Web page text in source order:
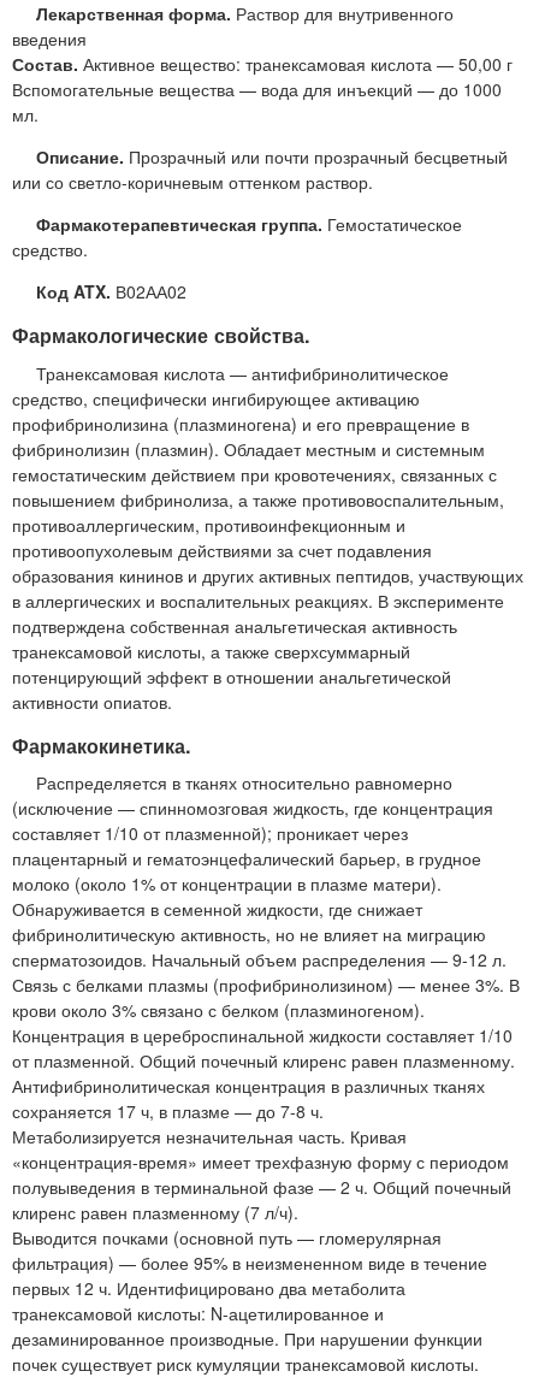
Лекарственная форма. Раствор для внутривенного
введения
Состав. Активное вещество: транексамовая кислота — 50,00 г
Вспомогательные вещества — вода для инъекций — до 1000
мл.
Описание. Прозрачный или почти прозрачный бесцветный
или со светло-коричневым оттенком раствор.
Фармакотерапевтическая группа. Гемостатическое
средство.
Код ATX. В02АА02
Фармакологические свойства.
Транексамовая кислота — антифибринолитическое
средство, специфически ингибирующее активацию
профибринолизина (плазминогена) и его превращение в
фибринолизин (плазмин). Обладает местным и системным
гемостатическим действием при кровотечениях, связанных с
повышением фибринолиза, а также противовоспалительным,
противоаллергическим, противоинфекционным и
противоопухолевым действиями за счет подавления
образования кининов и других активных пептидов, участвующих
в аллергических и воспалительных реакциях. В эксперименте
подтверждена собственная анальгетическая активность
транексамовой кислоты, а также сверхсуммарный
потенцирующий эффект в отношении анальгетической
активности опиатов.
Фармакокинетика.
Распределяется в тканях относительно равномерно
(исключение — спинномозговая жидкость, где концентрация
составляет 1/10 от плазменной); проникает через
плацентарный и гематоэнцефалический барьер, в грудное
молоко (около 1% от концентрации в плазме матери).
Обнаруживается в семенной жидкости, где снижает
фибринолитическую активность, но не влияет на миграцию
сперматозоидов. Начальный объем распределения — 9-12 л.
Связь с белками плазмы (профибринолизином) — менее 3%. В
крови около 3% связано с белком (плазминогеном).
Концентрация в цереброспинальной жидкости составляет 1/10
от плазменной. Общий почечный клиренс равен плазменному.
Антифибринолитическая концентрация в различных тканях
сохраняется 17 ч, в плазме — до 7-8 ч.
Метаболизируется незначительная часть. Кривая
«концентрация-время» имеет трехфазную форму с периодом
полувыведения в терминальной фазе — 2 ч. Общий почечный
клиренс равен плазменному (7 л/ч).
Выводится почками (основной путь — гломерулярная
фильтрация) — более 95% в неизмененном виде в течение
первых 12 ч. Идентифицировано два метаболита
транексамовой кислоты: N-ацетилированное и
дезаминированное производные. При нарушении функции
почек существует риск кумуляции транексамовой кислоты.